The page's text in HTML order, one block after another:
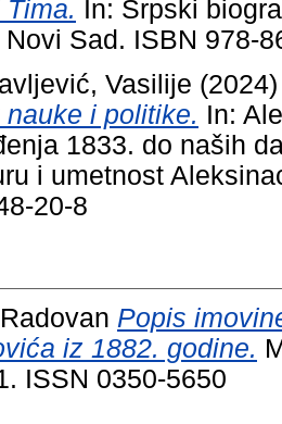
In: Srpski
Sad. ISBN 978-
Vasilije
nauke i politike. In:
1833. do naših
i umetnost
20-8
Popis
iz 1882. godine.
ISSN 0350-5650